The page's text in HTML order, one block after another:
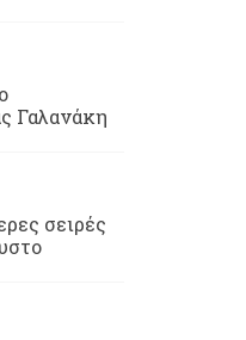
Γαλανάκη
σειρές